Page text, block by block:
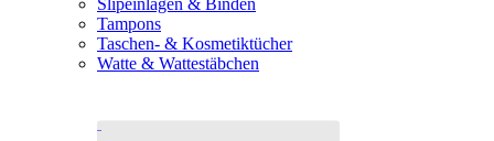
Slipeinlagen & Binden
Tampons
Taschen- & Kosmetiktücher
Watte & Wattestäbchen